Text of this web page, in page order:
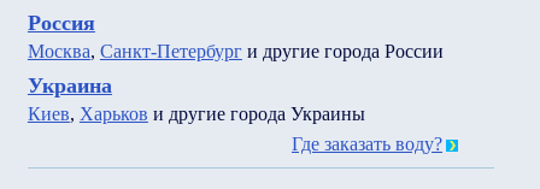
Россия
Москва, Санкт-Петербурги другие города России
Украина
Киев, Харьков и другие города Украины
Где заказать воду?